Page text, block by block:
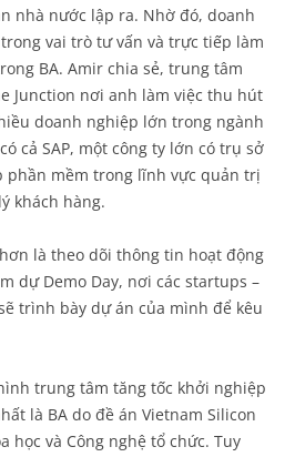
nhà nước lập ra. Nhờ đó, doanh
vai trò tư vấn và trực tiếp làm
BA. Amir chia sẻ, trung tâm
Junction nơi anh làm việc thu hút
doanh nghiệp lớn trong ngành
cả SAP, một công ty lớn có trụ sở
phần mềm trong lĩnh vực quản trị
khách hàng.
là theo dõi thông tin hoạt động
dự Demo Day, nơi các startups –
trình bày dự án của mình để kêu
trung tâm tăng tốc khởi nghiệp
là BA do đề án Vietnam Silicon
học và Công nghệ tổ chức. Tuy